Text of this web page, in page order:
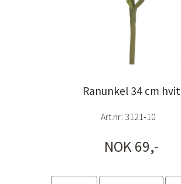
Ranunkel 34 cm hvit
Art.nr: 3121-10
NOK 69,-